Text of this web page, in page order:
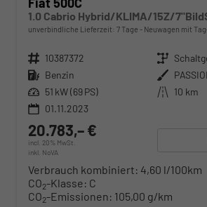
1.0 Cabrio Hybrid/KLIMA/15Z/
unverbindliche Lieferzeit: 7 Tage Neuwagen mit
Fahrzeugnr. 10387372 Getriebe
Kraftstoff Benzin Außenfarbe
Leistung 51 kW (69 PS) Kilometerstand 10 km
01.11.2023
20.783,– €
incl. 20% MwSt.
inkl. NoVA
Verbrauch kombiniert: 4,60 l/100km
CO2-Klasse: C
CO2-Emissionen: 105,00 g/km